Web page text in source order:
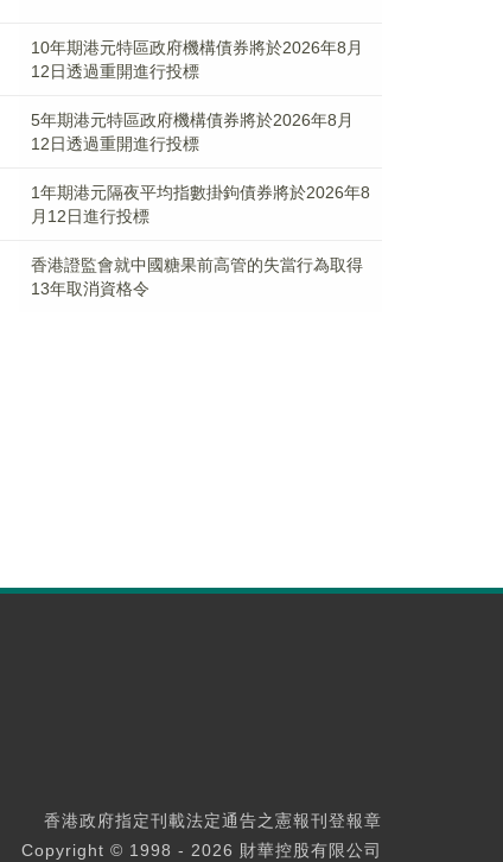
10年期港元特區政府機構債券將於2026年8月
12日透過重開進行投標
5年期港元特區政府機構債券將於2026年8月
12日透過重開進行投標
1年期港元隔夜平均指數掛鉤債券將於2026年8
月12日進行投標
香港證監會就中國糖果前高管的失當行為取得
13年取消資格令
香港政府指定刊載法定通告之憲報刊登報章
Copyright © 1998 - 2026 財華控股有限公司